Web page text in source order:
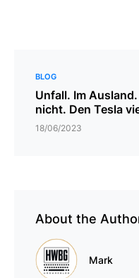
BLOG
Unfall. Im
nicht. Den Tesla
18/06/2023
About the
Mark